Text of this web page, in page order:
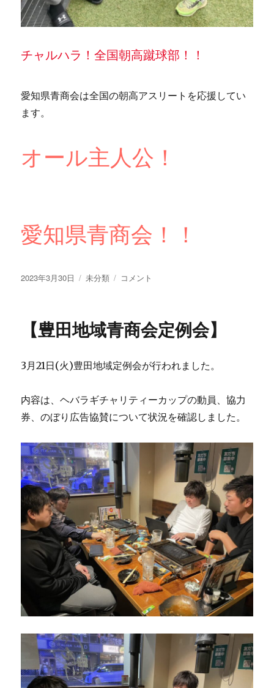
チャルハラ！全国朝高蹴球部！！
愛知県青商会は全国の朝高アスリートを応援してい
ます。
オール主人公！
愛知県青商会！！
投
2023年3月30日
カ
ー
未分類
【愛
商
会
高
部
へ
弁
差
し
入
れ】
に
コメント
【豊田地域青商会定例会】
3月21日(火)豊田地域定例会が行われました。
内容は、ヘバラギチャリティーカップの動員、協力
券、のぼり広告協賛について状況を確認しました。